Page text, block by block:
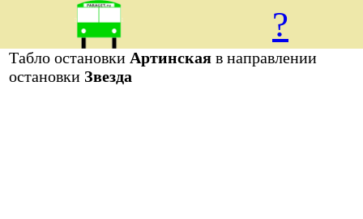
?
Табло остановки Артинскаяв направлении
остановки Звезда